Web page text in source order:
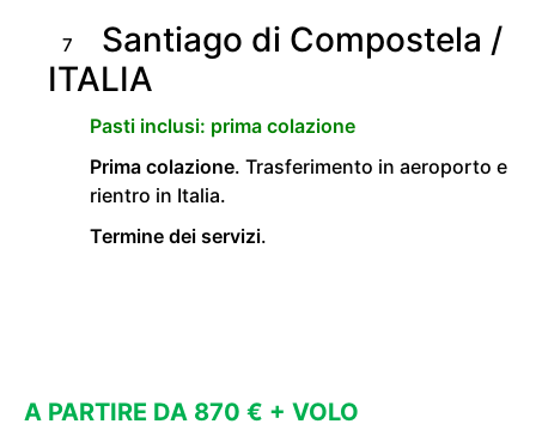
7
Santiago di Compostela /
ITALIA
Pasti inclusi: prima colazione
Prima colazione. Trasferimento in aeroporto e
rientro in Italia.
Termine dei servizi.
A PARTIRE DA 870 € + VOLO